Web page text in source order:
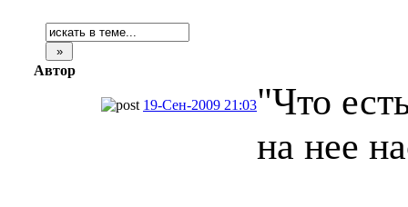
Автор
19-Сен-2009 21:03"Что
на нее